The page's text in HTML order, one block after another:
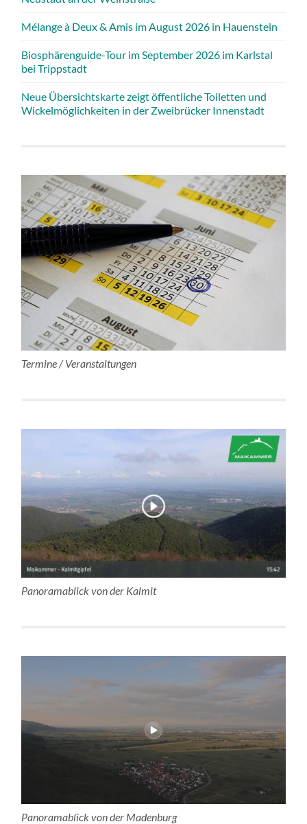
Mélange à Deux & Amis im August 2026 in Hauenstein
Biosphärenguide-Tour im September 2026 im Karlstal
bei Trippstadt
Neue Übersichtskarte zeigt öffentliche Toiletten und
Wickelmöglichkeiten in der Zweibrücker Innenstadt
Termine / Veranstaltungen
Panoramablick von der Kalmit
Panoramablick von der Madenburg